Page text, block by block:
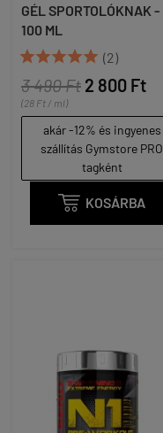
GÉL SPORTOLÓKNAK -
100 ML
 (2)
3 490 Ft 2 800 Ft
(28 Ft / ml)
akár -12% és ingyenes
szállítás Gymstore PRO
tagként
 KOSÁRBA